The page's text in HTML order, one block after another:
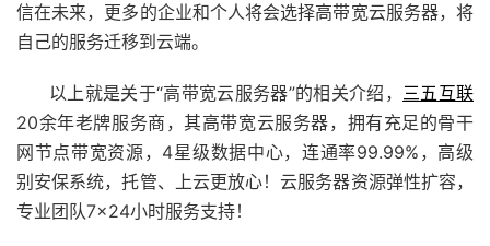
信在未来，更多的企业和个人将会选择高带宽云服务器，将
自己的服务迁移到云端。
以上就是关于“高带宽云服务器”的相关介绍， 三五互联
20余年老牌服务商，其高带宽云服务器，拥有充足的骨干
网节点带宽资源，4星级数据中心，连通率99.99%，高级
别安保系统，托管、上云更放心！云服务器资源弹性扩容，
专业团队7×24小时服务支持！